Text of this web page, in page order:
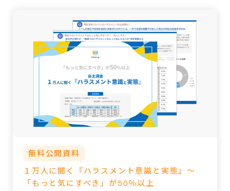
無料公開資料
１万人に聞く『ハラスメント意識と実態』～
「もっと気にすべき」が50％以上